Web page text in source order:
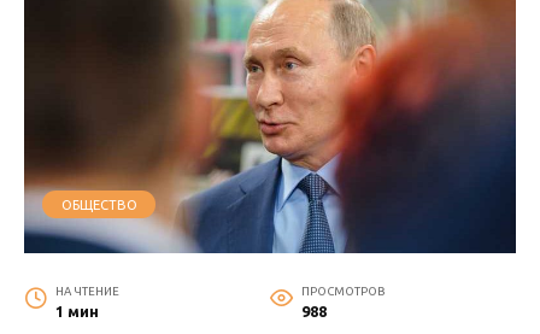
ОБЩЕСТВО
НА ЧТЕНИЕ
1 мин
ПРОСМОТРОВ
988